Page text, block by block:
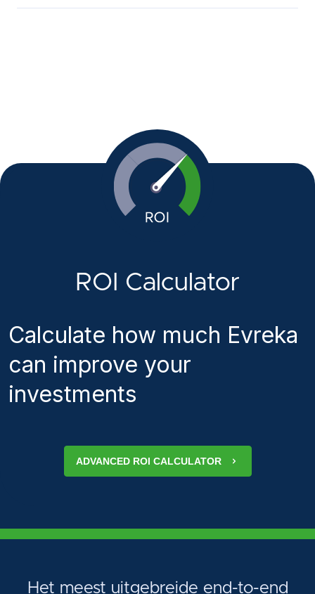
ROI Calculator
Calculate how much Evreka
can improve your
investments
ADVANCED ROI CALCULATOR
Het meest uitgebreide end-to-end